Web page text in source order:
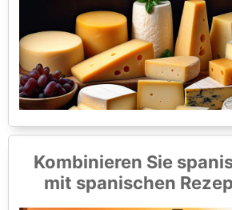
Kombinieren Sie
mit spanischen